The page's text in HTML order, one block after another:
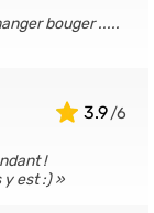
bouger .....
3.9
!
y est :)